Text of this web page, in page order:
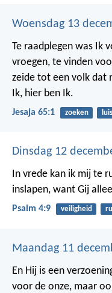
Woensdag 13
Te raadplegen was Ik
vroegen, te vinden
zeide tot een volk dat
Ik, hier ben Ik.
Jesaja 65:1 zoeken
Dinsdag 12
In vrede kan ik mij te
inslapen, want Gij
Psalm 4:9 veiligheid
Maandag 11
En Hij is een
voor de onze, maar